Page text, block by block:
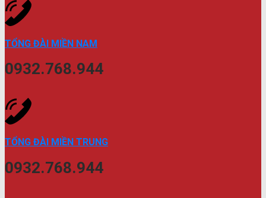
TỔNG ĐÀI MIỀN NAM
0932.768.944
TỔNG ĐÀI MIỀN TRUNG
0932.768.944